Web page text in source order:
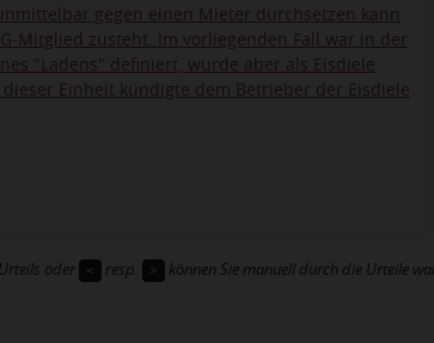
gegen einen Mieter durchsetzen kann
Mitglied zusteht. Im vorliegenden Fall war in der
"Ladens" definiert, wurde aber als Eisdiele
Einheit kündigte dem Betrieber der Eisdiele
oder < resp. > können Sie manuell durch die Urteile